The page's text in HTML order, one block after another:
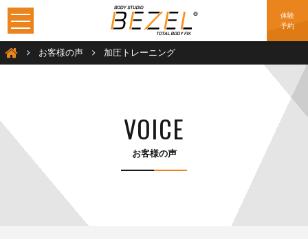
体験
予約
加圧トレーニングは大阪のBEZEL（ベゼル）
お客様の声 加圧トレーニング
VOICE
お客様の声